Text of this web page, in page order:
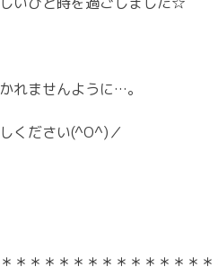
れませんように…。
ください(^O^)／
＊＊＊＊＊＊＊＊＊＊＊＊＊